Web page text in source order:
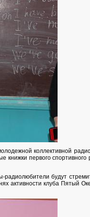
коллективной
первого
будут
активности клуба Пятый